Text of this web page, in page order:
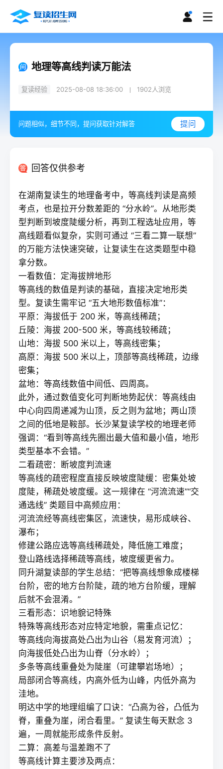
地理等高线判读万能法
复读经验 2025-08-08 18:36:00 1902人浏览
问题相似，细节不同，提问获取针对解答 提问
回答仅供参考
在湖南复读生的地理备考中，等高线判读是高频
考点，也是拉开分数差距的 “分水岭”。从地形类
型判断到坡度陡缓分析，再到工程选址应用，等
高线题看似复杂，实则可通过 “三看二算一联想”
的万能方法快速突破，让复读生在这类题型中稳
拿分数。
一看数值：定海拔辨地形
等高线的数值是判读的基础，直接决定地形类
型。 复读生需牢记 “五大地形数值标准”：
平原：海拔低于 200 米，等高线稀疏；
丘陵：海拔 200-500 米，等高线较稀疏；
山地：海拔 500 米以上，等高线密集；
高原：海拔 500 米以上，顶部等高线稀疏，边缘
密集；
盆地：等高线数值中间低、四周高。
此外，通过数值变化可判断地势起伏：等高线由
中心向四周递减为山顶，反之则为盆地；两山顶
之间的低地是鞍部。长沙某复读学校的地理老师
强调：“看到等高线先圈出最大值和最小值，地形
类型基本不会错。”
二看疏密：断坡度判流速
等高线的疏密程度直接反映坡度陡缓：密集处坡
度陡，稀疏处坡度缓。这一规律在 “河流流速”“交
通选线” 类题目中高频应用：
河流流经等高线密集区，流速快，易形成峡谷、
瀑布；
修建公路应选等高线稀疏处，降低施工难度；
登山路线选择稀疏等高线，坡度缓更省力。
同升湖复读部的学生总结：“把等高线想象成楼梯
台阶，密的地方台阶陡，疏的地方台阶缓，理解
后就不会混淆。”
三看形态：识地貌记特殊
特殊等高线形态对应特定地貌，需重点记忆：
等高线向海拔高处凸出为山谷（易发育河流）；
向海拔低处凸出为山脊（分水岭）；
多条等高线重叠处为陡崖（可建攀岩场地）；
局部闭合等高线，内高外低为山峰，内低外高为
洼地。
明达中学的地理组编了口诀：“凸高为谷，凸低为
脊，重叠为崖，闭合看里。” 复读生每天默念 3
遍，一周就能形成条件反射。
二算：高差与温差跑不了
等高线计算主要涉及两点：